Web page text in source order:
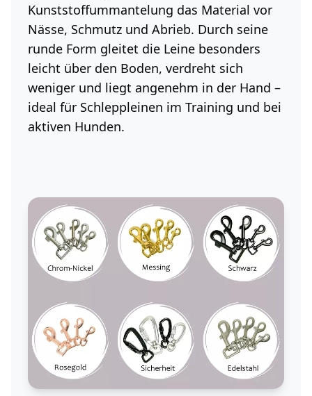
Kunststoffummantelung das Material vor
Nässe, Schmutz und Abrieb. Durch seine
runde Form gleitet die Leine besonders
leicht über den Boden, verdreht sich
weniger und liegt angenehm in der Hand –
ideal für Schleppleinen im Training und bei
aktiven Hunden.